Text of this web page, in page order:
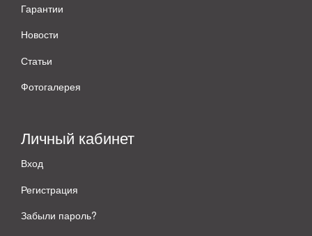
Гарантии
Новости
Статьи
Фотогалерея
Личный кабинет
Вход
Регистрация
Забыли пароль?